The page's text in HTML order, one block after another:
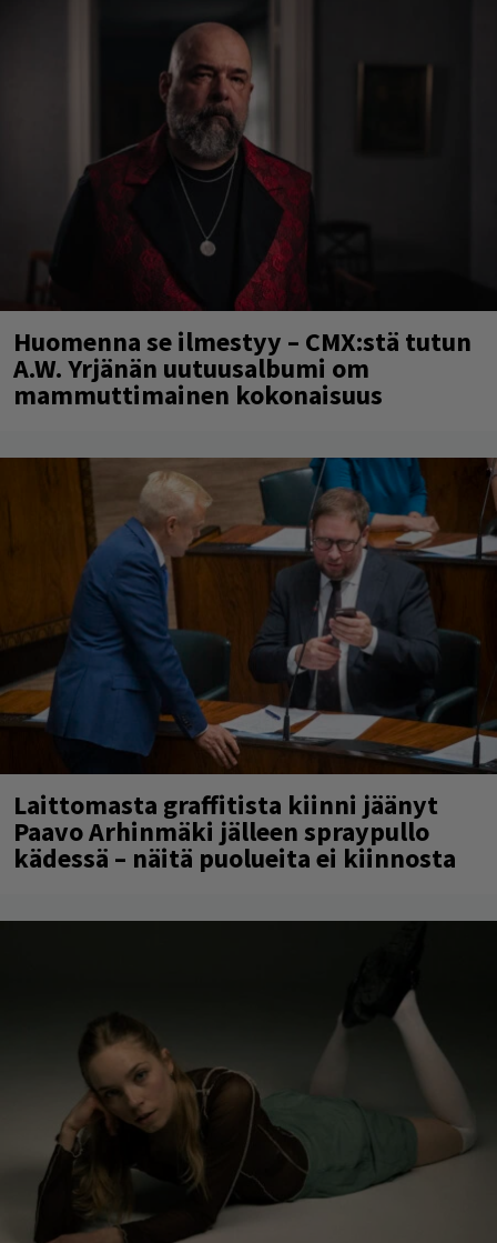
Huomenna se ilmestyy – CMX:stä tutun
A.W. Yrjänän uutuusalbumi om
mammuttimainen kokonaisuus
Laittomasta graffitista kiinni jäänyt
Paavo Arhinmäki jälleen spraypullo
kädessä – näitä puolueita ei kiinnosta